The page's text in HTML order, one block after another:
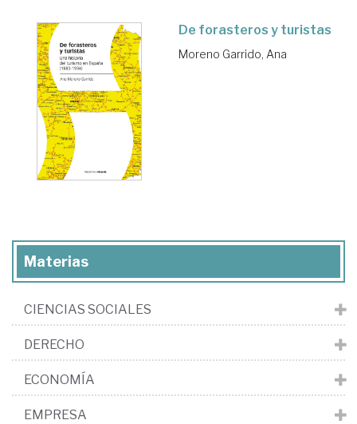
De forasteros y turistas
Moreno Garrido, Ana
Materias
CIENCIAS SOCIALES
DERECHO
ECONOMÍA
EMPRESA